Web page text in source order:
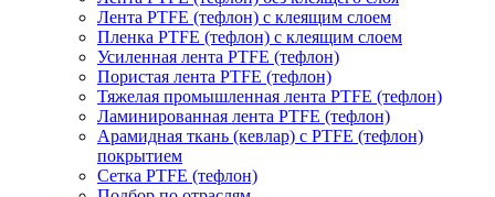
Лента PTFE (тефлон) с клеящим слоем
Пленка PTFE (тефлон) с клеящим слоем
Усиленная лента PTFE (тефлон)
Пористая лента PTFE (тефлон)
Тяжелая промышленная лента PTFE (тефлон)
Ламинированная лента PTFE (тефлон)
Арамидная ткань (кевлар) с PTFE (тефлон)
покрытием
Сетка PTFE (тефлон)